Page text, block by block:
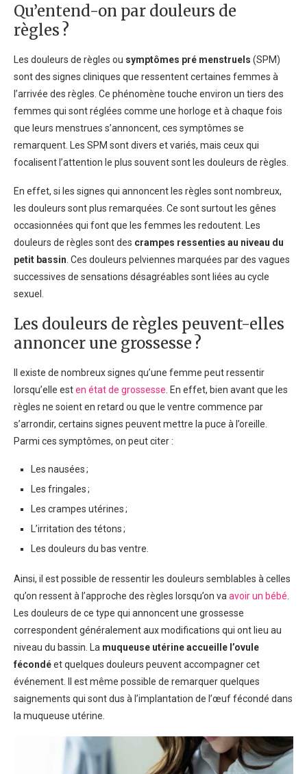
Qu’entend-on par douleurs de
règles ?
Les douleurs de règles ou symptômes pré menstruels (SPM)
sont des signes cliniques que ressentent certaines femmes à
l’arrivée des règles. Ce phénomène touche environ un tiers des
femmes qui sont réglées comme une horloge et à chaque fois
que leurs menstrues s’annoncent, ces symptômes se
remarquent. Les SPM sont divers et variés, mais ceux qui
focalisent l’attention le plus souvent sont les douleurs de règles.
En effet, si les signes qui annoncent les règles sont nombreux,
les douleurs sont plus remarquées. Ce sont surtout les gênes
occasionnées qui font que les femmes les redoutent. Les
douleurs de règles sont des crampes ressenties au niveau du
petit bassin . Ces douleurs pelviennes marquées par des vagues
successives de sensations désagréables sont liées au cycle
sexuel.
Les douleurs de règles peuvent-elles
annoncer une grossesse ?
Il existe de nombreux signes qu’une femme peut ressentir
lorsqu’elle esten état de grossesse . En effet, bien avant que les
règles ne soient en retard ou que le ventre commence par
s’arrondir, certains signes peuvent mettre la puce à l’oreille.
Parmi ces symptômes, on peut citer :
Les nausées ;
Les fringales ;
Les crampes utérines ;
L’irritation des tétons ;
Les douleurs du bas ventre.
Ainsi, il est possible de ressentir les douleurs semblables à celles
qu’on ressent à l’approche des règles lorsqu’on va avoir un bébé
Les douleurs de ce type qui annoncent une grossesse
correspondent généralement aux modifications qui ont lieu au
niveau du bassin. La muqueuse utérine accueille l’ovule
fécondéet quelques douleurs peuvent accompagner cet
événement. Il est même possible de remarquer quelques
saignements qui sont dus à l’implantation de l’œuf fécondé dans
la muqueuse utérine.